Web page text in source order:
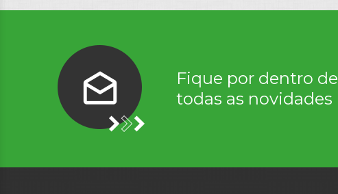
Fique por dentro de
todas as novidades